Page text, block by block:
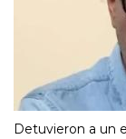
Detuvieron a un